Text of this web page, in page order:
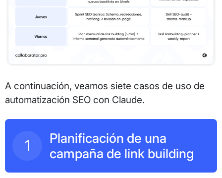
A continuación, veamos siete casos de uso de
automatización SEO con Claude.
1
Planificación de una
campaña de link building